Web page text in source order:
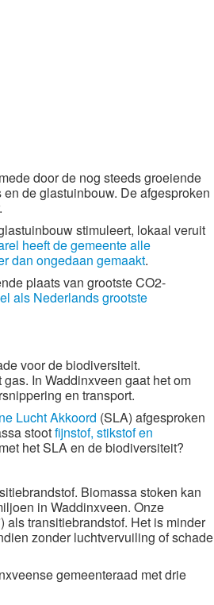
door de nog steeds groeiende
de glastuinbouw. De afgesproken
stimuleert, lokaal veruit
heeft de gemeente alle
dan ongedaan gemaakt.
plaats van grootste CO2-
als Nederlands grootste
voor de biodiversiteit.
In Waddinxveen gaat het om
en transport.
Lucht Akkoord (SLA) afgesproken
stootfijnstof, stikstof en
het SLA en de biodiversiteit?
Biomassa stoken kan
in Waddinxveen. Onze
transitiebrandstof. Het is minder
zonder luchtvervuiling of schade
gemeenteraad met drie